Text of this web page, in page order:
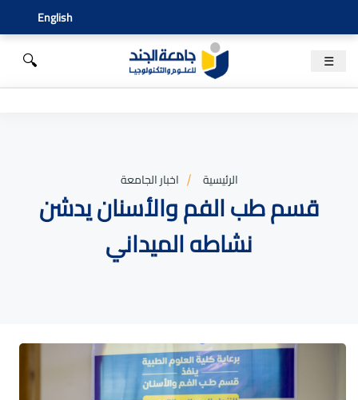
English
☰
🔍
الرئيسية اخبار الجامعة
قسم طب الفم والأسنان يدشن
نشاطه الميداني